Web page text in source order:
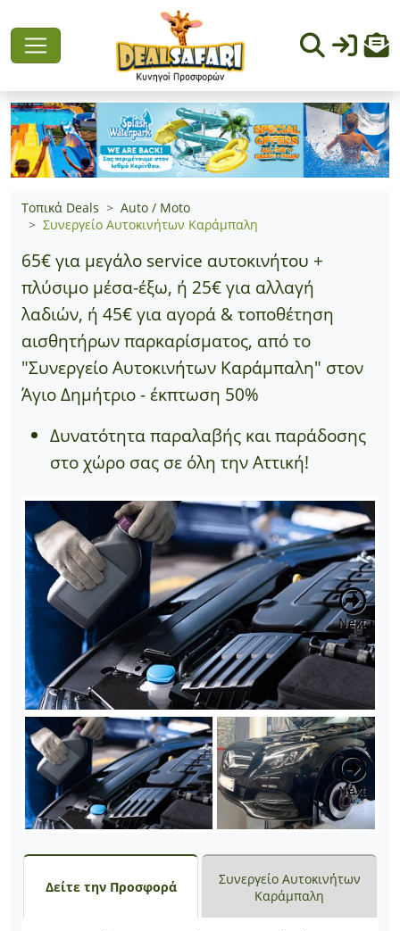
Τοπικά Deals
Auto / Moto
Συνεργείο Αυτοκινήτων Καράμπαλη
65€ για μεγάλο service αυτοκινήτου +
πλύσιμο μέσα-έξω, ή 25€ για αλλαγή
λαδιών, ή 45€ για αγορά & τοποθέτηση
αισθητήρων παρκαρίσματος, από τo
"Συνεργείο Αυτοκινήτων Καράμπαλη" στον
Άγιο Δημήτριο - έκπτωση 50%
Δυνατότητα παραλαβής και παράδοσης
στο χώρο σας σε όλη την Αττική!
Next
Next
Δείτε την Προσφορά
Συνεργείο Αυτοκινήτων
Καράμπαλη